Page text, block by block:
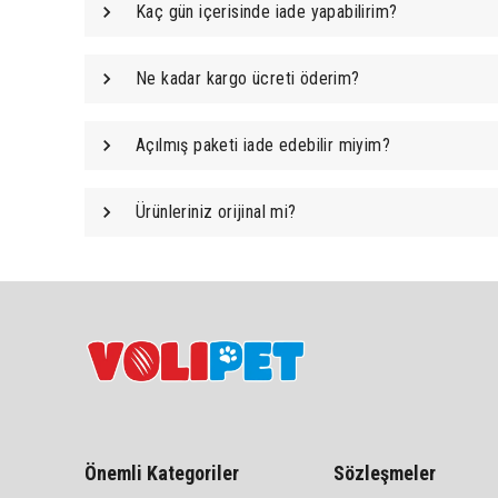
Kaç gün içerisinde iade yapabilirim?
Ne kadar kargo ücreti öderim?
Açılmış paketi iade edebilir miyim?
Ürünleriniz orijinal mi?
Önemli Kategoriler Sözleşmeler